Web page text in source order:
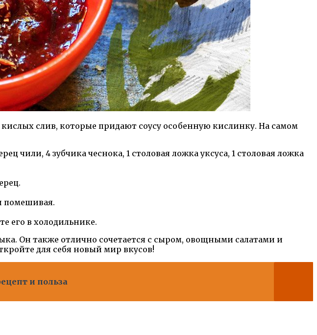
слив, которые придают соусу особенную кислинку. На самом
чили, 4 зубчика чеснока, 1 столовая ложка уксуса, 1 столовая ложка
помешивая.
его в холодильнике.
Он также отлично сочетается с сыром, овощными салатами и
для себя новый мир вкусов!
и польза